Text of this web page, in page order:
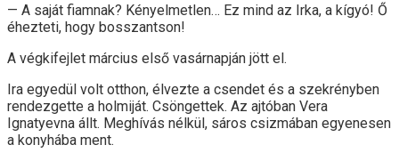
— A saját fiamnak? Kényelmetlen… Ez mind az Irka, a kígyó! Ő
éhezteti, hogy bosszantson!
A végkifejlet március első vasárnapján jött el.
Ira egyedül volt otthon, élvezte a csendet és a szekrényben
rendezgette a holmiját. Csöngettek. Az ajtóban Vera
Ignatyevna állt. Meghívás nélkül, sáros csizmában egyenesen
a konyhába ment.